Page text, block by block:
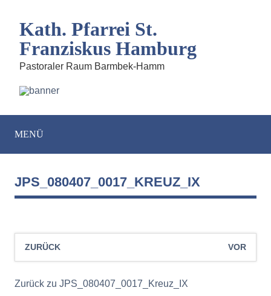
Kath. Pfarrei St.
Franziskus Hamburg
Pastoraler Raum Barmbek-Hamm
MENÜ
JPS_080407_0017_KREUZ_IX
ZURÜCK VOR
Zurück zu JPS_080407_0017_Kreuz_IX